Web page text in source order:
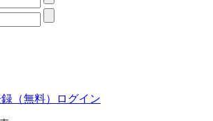
（無料） ログイン